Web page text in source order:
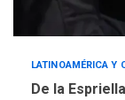
LATINOAMÉRICA Y
De la